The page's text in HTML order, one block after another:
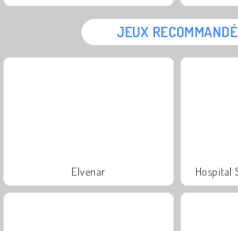
JEUX
Elvenar Hospital